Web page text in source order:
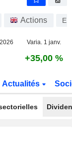
Actions
Varia. 1 janv.
+35,00 %
Actualités